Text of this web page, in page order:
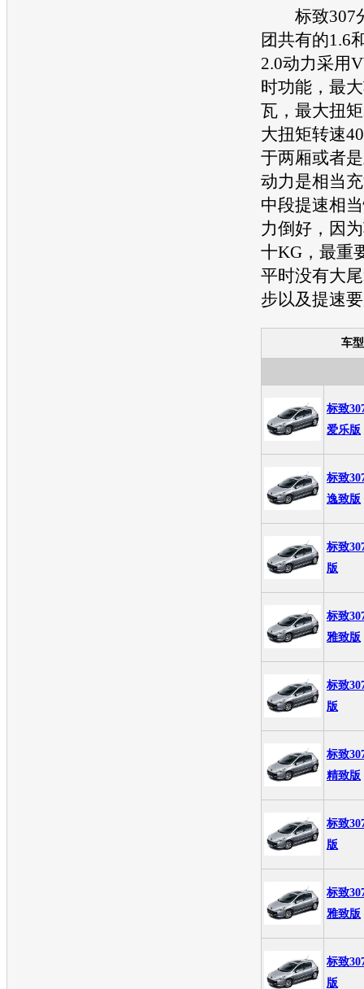
标致307
团共有的1.6
2.0动力采用
时功能，最
瓦，最大扭
大扭矩转速
于两厢或者
动力是相当
中段提速相
力倒好，因
十KG，最重
平时没有大
步以及提速
车
标致
爱乐版
标致
逸致版
标致
版
标致
雅致版
标致
版
标致
精致版
标致
版
标致
雅致版
标致
版